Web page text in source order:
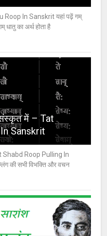
Roop In Sanskrit यहां पढ़ें गम्
धातु का अर्थ होता है
में – Tat
Sanskrit
Shabd Roop Pulling In
की सभी विभक्ति और वचन